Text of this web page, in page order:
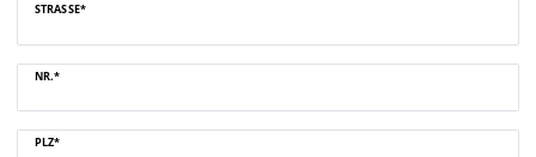
STRASSE*
NR.*
PLZ*